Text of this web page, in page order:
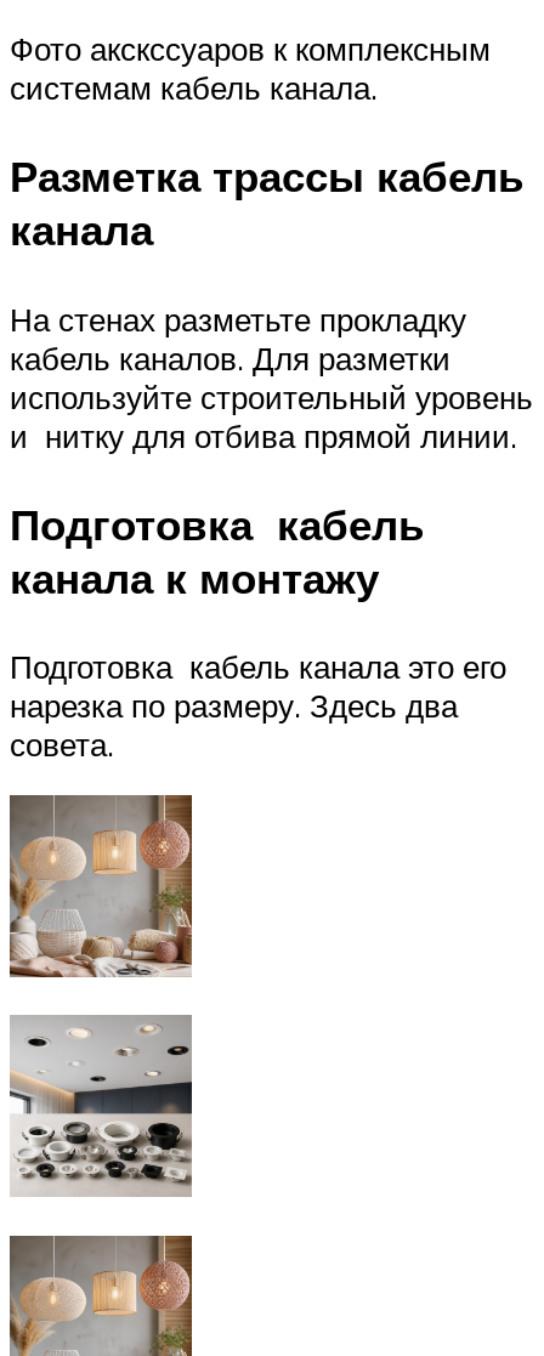
Фото акскссуаров к комплексным
системам кабель канала.
Разметка трассы кабель
канала
На стенах разметьте прокладку
кабель каналов. Для разметки
используйте строительный уровень
и нитку для отбива прямой линии.
Подготовка кабель
канала к монтажу
Подготовка кабель канала это его
нарезка по размеру. Здесь два
совета.